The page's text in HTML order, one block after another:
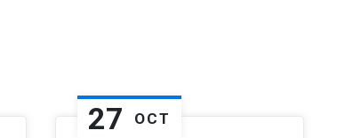
27 OCT